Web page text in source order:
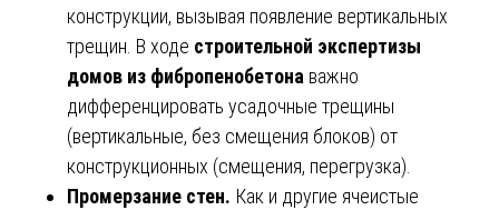
конструкции, вызывая появление вертикальных
трещин. В ходе строительной экспертизы
домов из фибропенобетона важно
дифференцировать усадочные трещины
(вертикальные, без смещения блоков) от
конструкционных (смещения, перегрузка).
Промерзание стен. Как и другие ячеистые